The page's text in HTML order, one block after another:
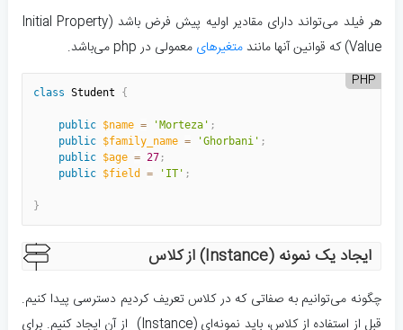
هر فیلد می‌تواند دارای مقادیر اولیه پیش فرض باشد (Initial Property
Value) که قوانین آنها مانند
متغیر‌های معمولی در php می‌باشد.
PHP
class Student {
public $name = 'Morteza' ;
public $family_name = 'Ghorbani' ;
public $age = 27 ;
public $field = 'IT' ;
}
ایجاد یک نمونه (Instance) از کلاس
چگونه می‌توانیم به صفاتی که در کلاس تعریف کردیم دسترسی پیدا کنیم.
قبل از استفاده از کلاس، باید نمونه‌ای (Instance) از آن ایجاد کنیم. برای